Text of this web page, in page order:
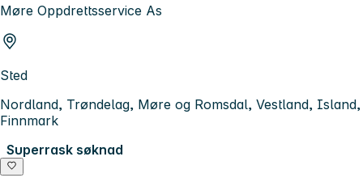
Møre Oppdrettsservice As
Sted
Nordland, Trøndelag, Møre og Romsdal, Vestland, Island,
Finnmark
Superrask søknad